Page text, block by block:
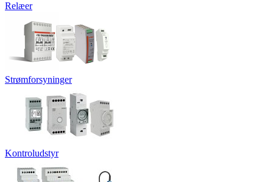
Relæer
Strømforsyninger
Kontroludstyr